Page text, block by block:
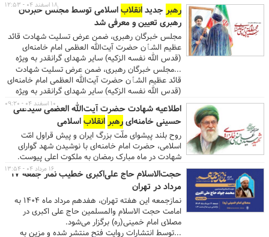
۱۳ تیرماه برای حضور مردم در مراسم وداع با قائد شهید
انقلاباسلامی و خانواده معظم ایشان بازگشایی می‌شود.
این ستاد اعلام کرد: به‌عنوان قدمگاه آخرین دیدارهای
عمومیرهبرشهید با مردم آماده میزبانی از جمعیت
کثیری از عزاداران است که از سراسر کشور برای بدرقه
پیکر مطهر ایشان به پایتخت آمده‌اند. ...
رهبرجدیدانقلاباسلامی توسط مجلس خبرگان
رهبری تعیین و معرفی شد
مجلس خبرگان رهبری، ضمن عرض تسلیت شهادت قائد
عظیم الشٱن حضرت آیت‌الله العظمی امام خامنه‌ای
(قدس الله نفسه الزکیه) سایر شهدای گرانقدر به ویژه
فرماندهان والامقام و جان برکف نیروهای مسلح و دانش
آموزان مدرسه شجره طیبه شهرستان میناب و محکوم
نمودن تجاوز وحشیانه آمریکای جنایتکار و رژیم خبیث
صهیونیستی، آیت الله سید مجتبی حسینی خامنه ای را
به عنوان سومینرهبرانقلاباسلامی ایران را معرفی
کرد.
...مجلس خبرگان رهبری، ضمن عرض تسلیت شهادت
قائد عظیم الشٱن حضرت آیت‌الله العظمی امام خامنه‌ای
(قدس الله نفسه الزکیه) سایر شهدای گرانقدر به ویژه
فرماندهان والامقام و جان برکف نیروهای مسلح و دانش
آموزان مدرسه شجره طیبه شهرستان میناب و محکوم
نمودن تجاوز وحشیانه آمریکای جنایتکار و رژیم خبیث
صهیونیستی به استحضار می‌رساند این مجلس بلافاصله
پس از انتشار خبر شهادت و عروج ملکوتیرهبرفرزانه و
حکیمانقلاباسلامی علی رغم شرایط حاد جنگی و
تهدیدات مستقیم دشمنان علیه این نهاد مردمی و بمباران
دفاتر دبیرخانه مجلس خبرگان رهبری که به شهادت چند
تن از کارکنان و تیم حراست این مجموعه منجر شد،
لحظه ای در فرآیند انتخاب و معرفی رهبری نظام اسلامی
درنگ ننموده و حسب وظایف مندرج در قانون اساسی و
آیین نامه داخلی مجلس خبرگان، تدابیر و تمهیدات لازم
جهت برگزاری اجلاس فوق‌العاده و معرفی رهبرجدید را
۱۸ اسفند ۰۴ - ۱۲:۵۳
اطلاعیه شهادت حضرت آیت‌الله العظمی سیدعلی
حسینی خامنه‌ایرهبرانقلاباسلامی
روح بلند پیشوای ملّت بزرگ ایران و پیش قراول امّت
اسلامی، حضرت امام خامنه‌ای با نوشیدن شهد گوارای
شهادت در ماه مبارک رمضان به ملکوت اعلی پیوست.
۱۰ اسفند ۰۴ - ۰۹:۲۰
حجت‌الاسلام حاج علی‌اکبری خطیب نماز جمعه ۱۷
مرداد در تهران
نمازجمعه این هفته تهران، هفدهم مرداد ماه ۱۴۰۴ به
امامت حجت الاسلام والمسلمین حاج علی اکبری در
مصلای امام خمینی(ره) برگزار می‌شود.
...توسط انتشارات روایت فتح منتشر شده و مزین به
۱۶ مرداد ۰۴ - ۱۳:۵۴